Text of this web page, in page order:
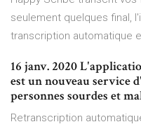
seulement quelques final,
transcription automatique
16 janv. 2020
est un nouveau service
personnes sourdes et
Retranscription